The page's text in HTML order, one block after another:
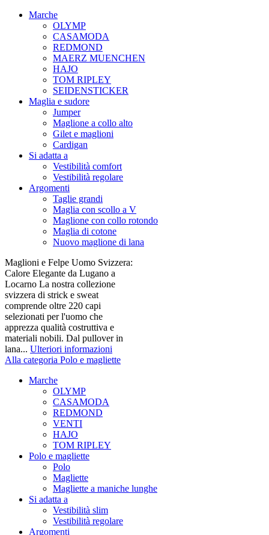
Marche
OLYMP
CASAMODA
REDMOND
MAERZ MUENCHEN
HAJO
TOM RIPLEY
SEIDENSTICKER
Maglia e sudore
Jumper
Maglione a collo alto
Gilet e maglioni
Cardigan
Si adatta a
Vestibilità comfort
Vestibilità regolare
Argomenti
Taglie grandi
Maglia con scollo a V
Maglione con collo rotondo
Maglia di cotone
Nuovo maglione di lana
Maglioni e Felpe Uomo Svizzera:
Calore Elegante da Lugano a
Locarno La nostra collezione
svizzera di strick e sweat
comprende oltre 220 capi
selezionati per l'uomo che
apprezza qualità costruttiva e
materiali nobili. Dal pullover in
lana... Ulteriori informazioni
Alla categoria Polo e magliette
Marche
OLYMP
CASAMODA
REDMOND
VENTI
HAJO
TOM RIPLEY
Polo e magliette
Polo
Magliette
Magliette a maniche lunghe
Si adatta a
Vestibilità slim
Vestibilità regolare
Argomenti